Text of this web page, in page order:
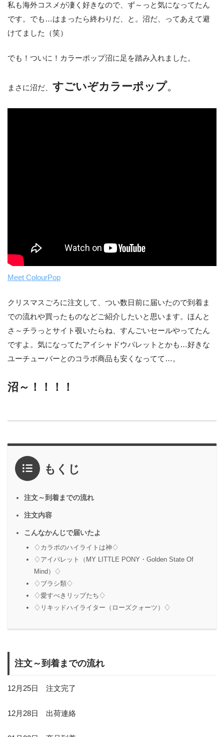
私も海外コスメが凄く好きなので、ず～っと気になってたん
です。でも…はまったら終わりだ、と。沼だ、ってあえて避
けてました（笑）
でも！ついに！カラーポップ沼に足を踏み入れました。
まさに沼だ、 すごいぞカラーポップ。
Meet ColourPop
クリスマスごろに注文して、つい数日前に届いたので到着ま
での流れや買ったものなどご紹介したいと思います。ほんと
さ～チラっとサイト覗いたらね、すんごいセールやってたん
ですよ。気になってたアイシャドウパレットとかも…好きな
ユーチューバーとのコラボ商品も安くなってて…。
沼～！！！！
もくじ
注文～到着までの流れ
注文内容
こんなかんじで届いたよ
♢カラポのハイライトは神♢
♢アイパレット（MY LITTLE PONY・Golden State Of
Mind）♢
♢ブラシ類♢
♢愛すべきリップたち♢
♢リキッドハイライター（ローズクォーツ）♢
注文～到着までの流れ
12月25日 注文完了
12月28日 出荷連絡